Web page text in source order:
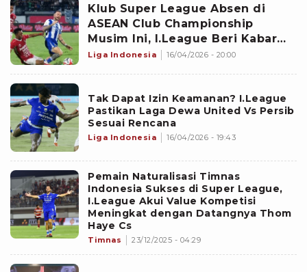
Klub Super League Absen di
ASEAN Club Championship
Musim Ini, I.League Beri Kabar
Baik di Level Asia Tenggara
Liga Indonesia 16/04/2026 - 20:00
Tak Dapat Izin Keamanan? I.League
Pastikan Laga Dewa United Vs Persib
Sesuai Rencana
Liga Indonesia 16/04/2026 - 19:43
Pemain Naturalisasi Timnas
Indonesia Sukses di Super League,
I.League Akui Value Kompetisi
Meningkat dengan Datangnya Thom
Haye Cs
Timnas 23/12/2025 - 04:29